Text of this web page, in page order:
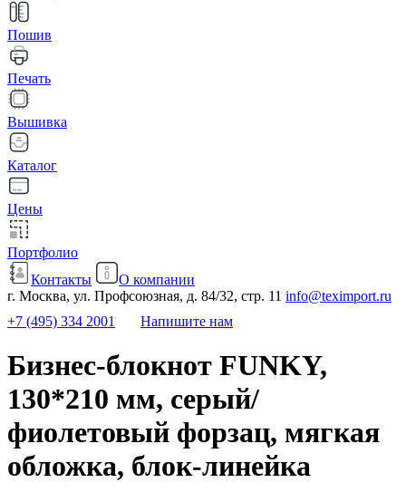
Пошив
Печать
Вышивка
Каталог
Цены
Портфолио
Контакты
О компании
г. Москва, ул. Профсоюзная, д. 84/32, стр. 11 info@teximport.ru
+7 (495) 334 2001
Напишите нам
Бизнес-блокнот FUNKY,
130*210 мм, серый/
фиолетовый форзац, мягкая
обложка, блок-линейка